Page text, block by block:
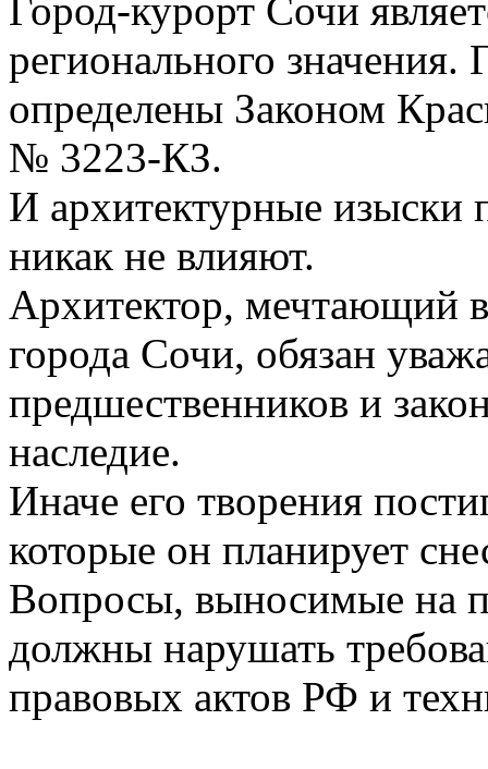
Город-курорт Сочи
регионального значения.
определены Законом
№ 3223-КЗ.
И архитектурные изыски
никак не влияют.
Архитектор, мечтающий
города Сочи, обязан
предшественников и
наследие.
Иначе его творения
которые он планирует
Вопросы, выносимые на
должны нарушать
правовых актов РФ и